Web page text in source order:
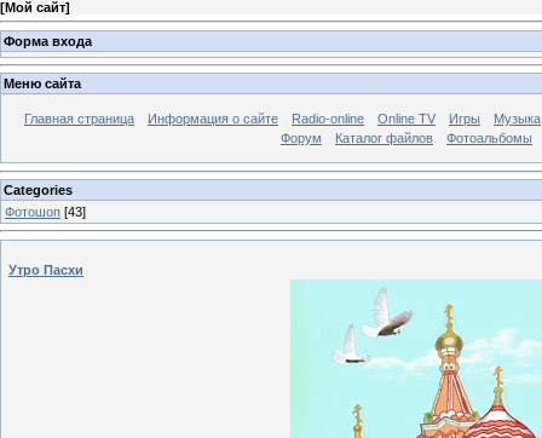
[Мой сайт]
Форма входа
Меню сайта
Главная страница Информация о сайте Radio-online Online TV Игры
Музыка
Форум
Каталог файлов Фотоальбомы
Categories
Фотошоп [43]
Утро Пасхи